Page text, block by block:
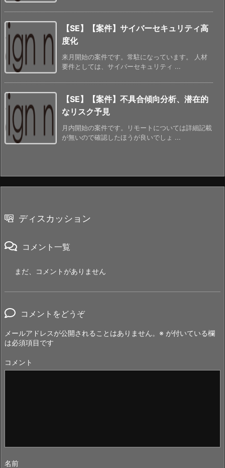
【SE】【案件】サイバーセキュリティ高
度化
来月開始の案件です。常駐になっています。 人材
要件としては、サイバーセキュリティ ...
【SE】【案件】不具合傾向分析、潜在的
なリスク予見
月内開始の案件です。リモートについては詳細記載
が無いので確認したほうが良いでしょ ...
ディスカッション
コメント一覧
まだ、コメントがありません
コメントをどうぞ
メールアドレスが公開されることはありません。 ※ が付いている欄
は必須項目です
コメント
名前